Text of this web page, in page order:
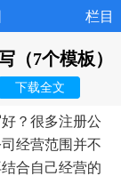
栏目
（7个模板）
下载全文
？很多注册公
经营范围并不
合自己经营的